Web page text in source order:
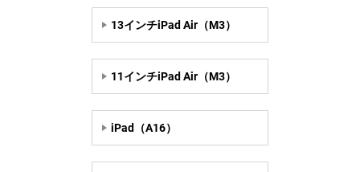
13インチiPad Air（M3）
11インチiPad Air（M3）
iPad（A16）